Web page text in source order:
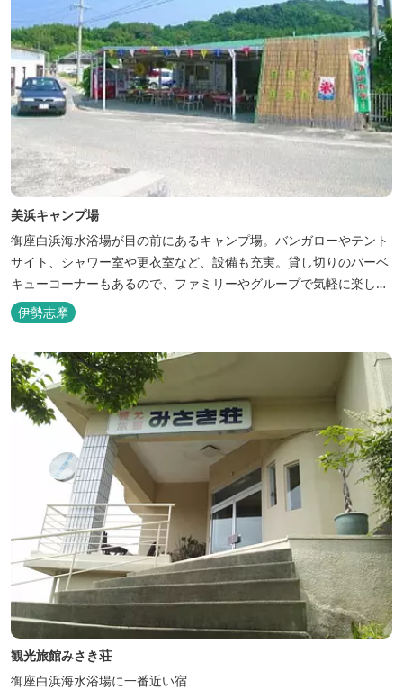
美浜キャンプ場
御座白浜海水浴場が目の前にあるキャンプ場。バンガローやテント
サイト、シャワー室や更衣室など、設備も充実。貸し切りのバーベ
キューコーナーもあるので、ファミリーやグループで気軽に楽しむ
ことができます。
伊勢志摩
観光旅館みさき荘
御座白浜海水浴場に一番近い宿